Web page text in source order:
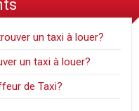
un taxi à louer?
un taxi à louer?
de Taxi?